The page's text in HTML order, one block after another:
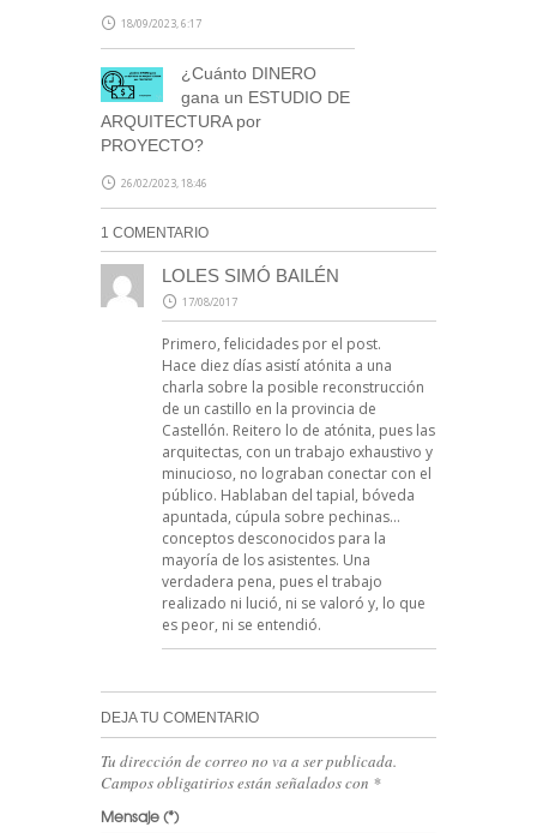
18/09/2023, 6:17
¿Cuánto DINERO
gana un ESTUDIO DE
ARQUITECTURA por
PROYECTO?
26/02/2023, 18:46
1 COMENTARIO
LOLES SIMÓ BAILÉN
17/08/2017
Primero, felicidades por el post.
Hace diez días asistí atónita a una
charla sobre la posible reconstrucción
de un castillo en la provincia de
Castellón. Reitero lo de atónita, pues las
arquitectas, con un trabajo exhaustivo y
minucioso, no lograban conectar con el
público. Hablaban del tapial, bóveda
apuntada, cúpula sobre pechinas…
conceptos desconocidos para la
mayoría de los asistentes. Una
verdadera pena, pues el trabajo
realizado ni lució, ni se valoró y, lo que
es peor, ni se entendió.
DEJA TU COMENTARIO
Tu dirección de correo no va a ser publicada.
Campos obligatirios están señalados con *
Mensaje(*)